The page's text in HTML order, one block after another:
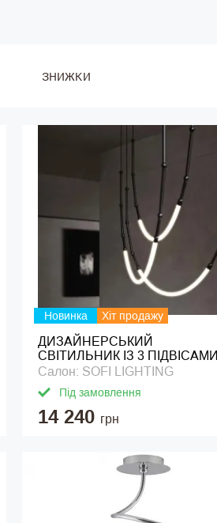
ЗНИЖКИ
Новинка Хіт продажу
ДИЗАЙНЕРСЬКИЙ
СВІТИЛЬНИК ІЗ 3 ПІДВІСАМИ
Салон: SOFI LIGHTING
Під замовлення
14 240 грн